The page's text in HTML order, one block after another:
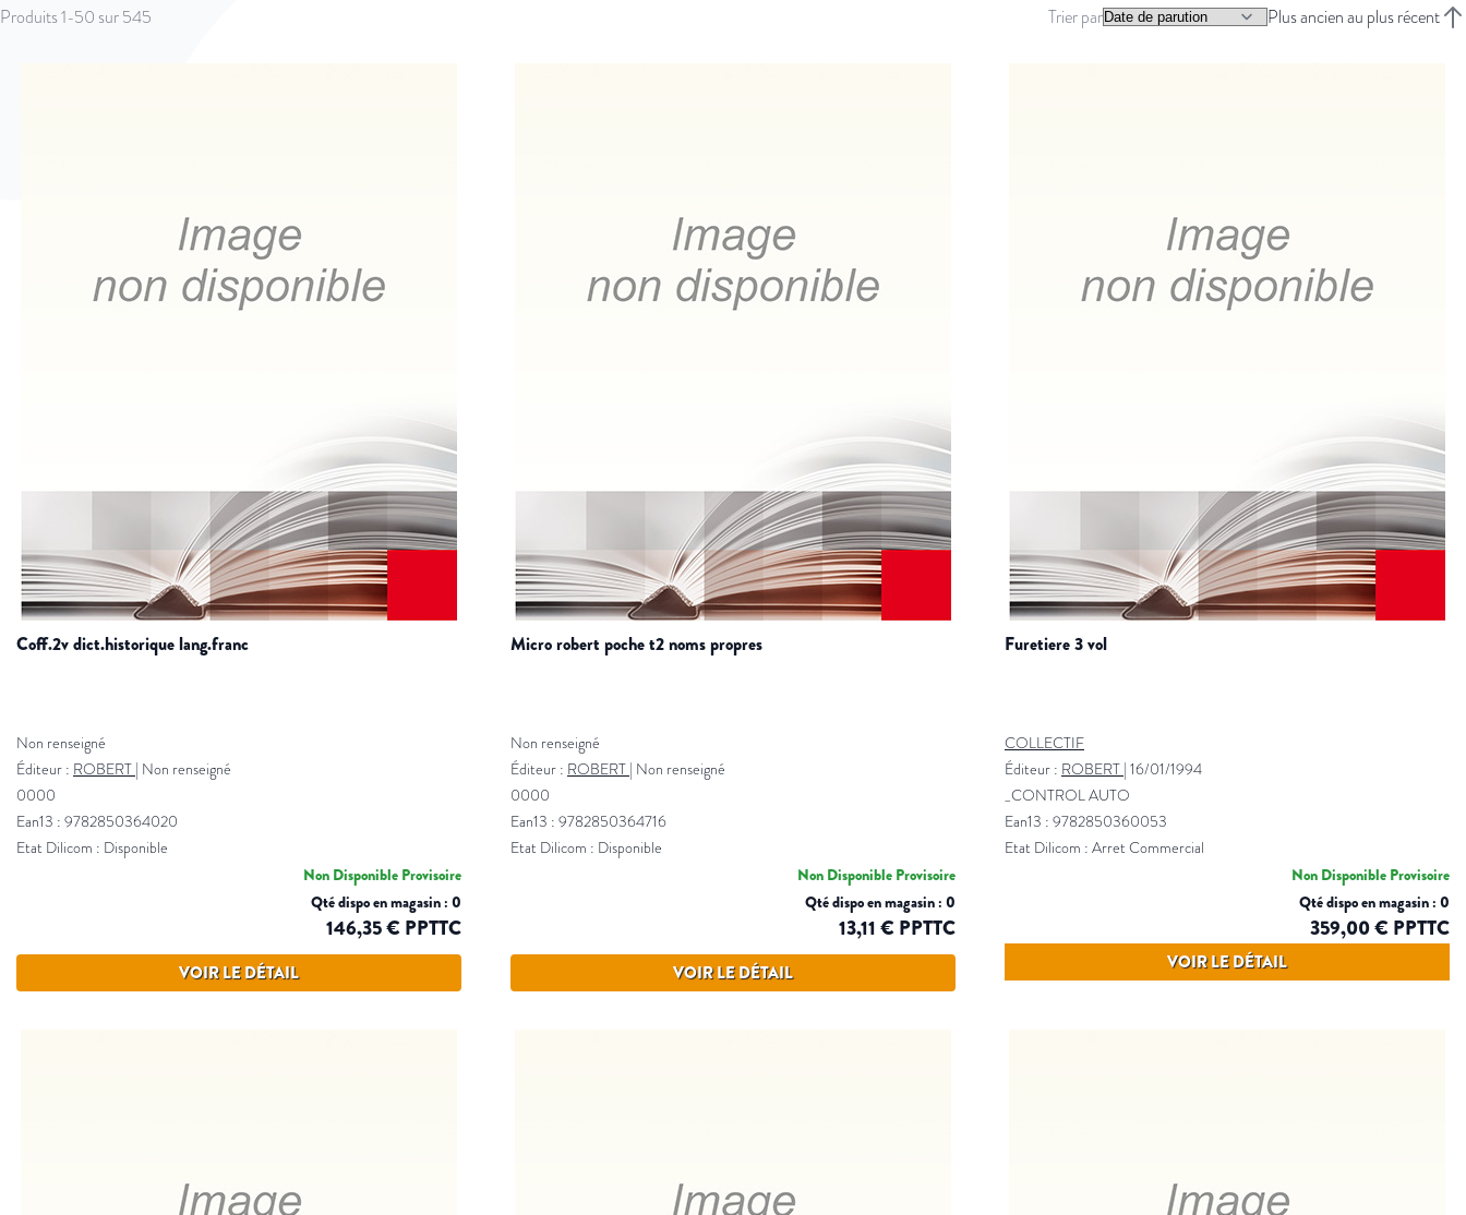
Produits1-50 sur545 Trier par
Plus ancien au plus récent
coff.2v dict.historique lang.franc
Non renseigné
Éditeur : ROBERT | Non renseigné
0000
Ean13 : 9782850364020
Etat Dilicom : Disponible
Non Disponible Provisoire
Qté dispo en magasin : 0
146,35 € PPTTC
VOIR LE DÉTAIL
micro robert poche t2 noms propres
Non renseigné
Éditeur : ROBERT | Non renseigné
0000
Ean13 : 9782850364716
Etat Dilicom : Disponible
Non Disponible Provisoire
Qté dispo en magasin : 0
13,11 € PPTTC
VOIR LE DÉTAIL
furetiere 3 vol
COLLECTIF
Éditeur : ROBERT | 16/01/1994
_CONTROL AUTO
Ean13 : 9782850360053
Etat Dilicom : Arret Commercial
Non Disponible Provisoire
Qté dispo en magasin : 0
359,00 € PPTTC
VOIR LE DÉTAIL